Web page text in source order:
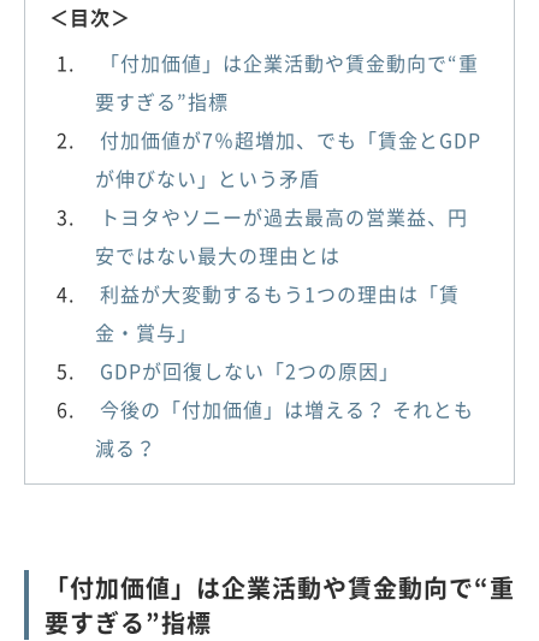
＜目次＞
「付加価値」は企業活動や賃金動向で“重
要すぎる”指標
付加価値が7％超増加、でも「賃金とGDP
が伸びない」という矛盾
トヨタやソニーが過去最高の営業益、円
安ではない最大の理由とは
利益が大変動するもう1つの理由は「賃
金・賞与」
GDPが回復しない「2つの原因」
今後の「付加価値」は増える？ それとも
減る？
「付加価値」は企業活動や賃金動向で“重
要すぎる”指標